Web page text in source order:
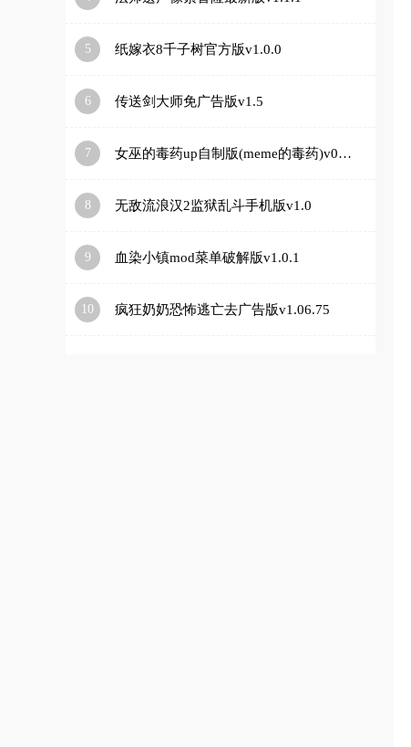
5 纸嫁衣8千子树官方版v1.0.0
6 传送剑大师免广告版v1.5
7 女巫的毒药up自制版(meme的毒药)v0.0.1
8 无敌流浪汉2监狱乱斗手机版v1.0
9 血染小镇mod菜单破解版v1.0.1
10 疯狂奶奶恐怖逃亡去广告版v1.06.75